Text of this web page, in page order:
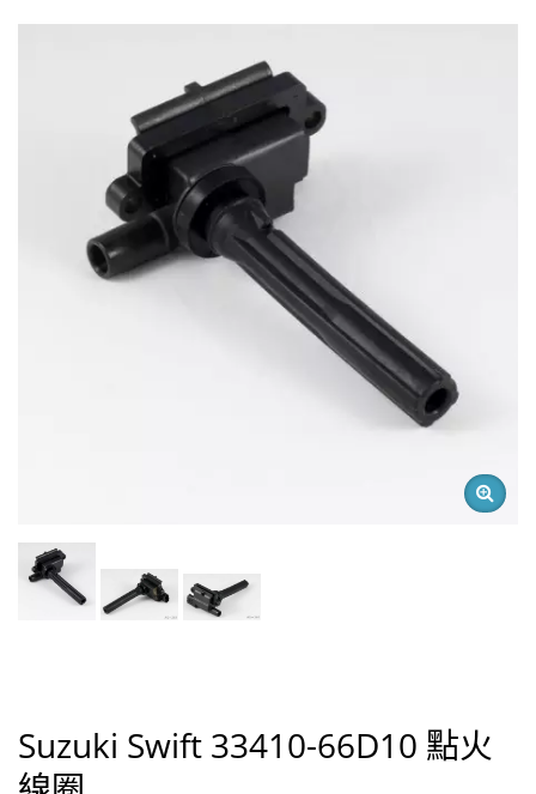
Suzuki Swift 33410-66D10 點火